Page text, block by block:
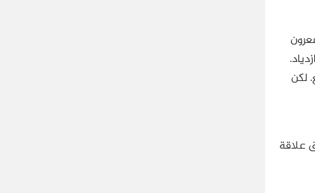
عام 1994 والجنوبيون يشعرون
لكن
علاقة